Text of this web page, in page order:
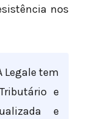
nos
Legale tem
e
e